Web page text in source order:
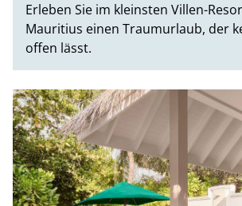
Erleben Sie im kleinsten Villen-
Mauritius einen Traumurlaub, der
offen lässt.